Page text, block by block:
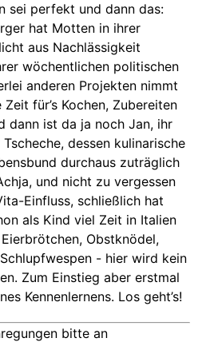
sei perfekt und dann das:
hat Motten in ihrer
aus Nachlässigkeit
wöchentlichen politischen
anderen Projekten nimmt
für’s Kochen, Zubereiten
dann ist da ja noch Jan, ihr
dessen kulinarische
durchaus zuträglich
und nicht zu vergessen
Einfluss, schließlich hat
als Kind viel Zeit in Italien
Obstknödel,
- hier wird kein
Zum Einstieg aber erstmal
Kennenlernens. Los geht’s!
bitte an